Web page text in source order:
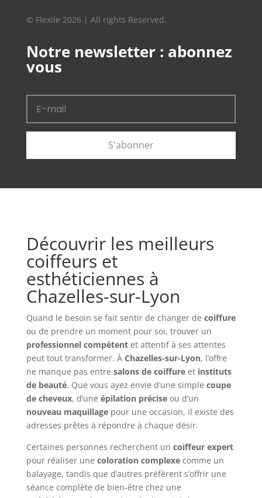
© Flexile 2026 | All rights Reserved.
Notre newsletter : abonnez
vous
S'abonner
Découvrir les meilleurs
coiffeurs et
esthéticiennes à
Chazelles-sur-Lyon
Quand le besoin se fait sentir de changer de coiffure
ou de prendre un moment pour soi, trouver un
professionnel compétentet attentif à ses attentes
peut tout transformer. À Chazelles-sur-Lyon, l’offre
ne manque pas entre salons de coiffureet instituts
de beauté. Que vous ayez envie d’une simple coupe
de cheveux, d’une épilation préciseou d’un
nouveau maquillagepour une occasion, il existe des
adresses prêtes à répondre à chaque désir.
Certaines personnes recherchent un coiffeur expert
pour réaliser une coloration complexecomme un
balayage, tandis que d’autres préfèrent s’offrir une
séance complète de bien-être chez une